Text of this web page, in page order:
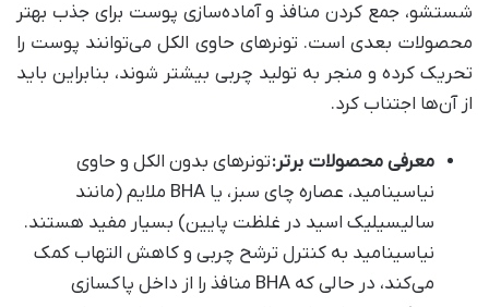
شستشو، جمع کردن منافذ و آماده‌سازی پوست برای جذب بهتر
محصولات بعدی است. تونرهای حاوی الکل می‌توانند پوست را
تحریک کرده و منجر به تولید چربی بیشتر شوند، بنابراین باید
از آن‌ها اجتناب کرد.
معرفی محصولات برتر:تونرهای بدون الکل و حاوی
نیاسینامید، عصاره چای سبز، یا BHA ملایم (مانند
سالیسیلیک اسید در غلظت پایین) بسیار مفید هستند.
نیاسینامید به کنترل ترشح چربی و کاهش التهاب کمک
می‌کند، در حالی که BHA منافذ را از داخل پاکسازی